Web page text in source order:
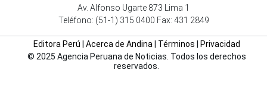
Av. Alfonso Ugarte 873 Lima 1
Teléfono: (51-1) 315 0400 Fax: 431 2849
Editora Perú Acerca de Andina Términos
Privacidad
© 2025 Agencia Peruana de Noticias. Todos los derechos
reservados.